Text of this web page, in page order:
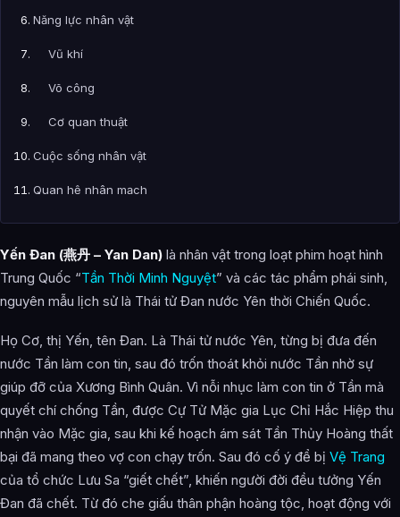
Năng lực nhân vật
Vũ khí
Võ công
Cơ quan thuật
Cuộc sống nhân vật
Quan hệ nhân mạch
Kinh lịch nhân sinh
Thời kỳ Thái tử
Thời kỳ làm Cự Tử
Ghi chép xuất hiện
Phim hoạt hình
Truyện tranh đồng nhân chính thức
Ghi chép đối chiến
Bình chọn nhân vật được yêu thích
Yến Đan (燕丹 – Yan Dan) là nhân vật trong loạt phim hoạt hình
Trung Quốc “Tần Thời Minh Nguyệt” và các tác phẩm phái sinh,
nguyên mẫu lịch sử là Thái tử Đan nước Yên thời Chiến Quốc.
Họ Cơ, thị Yến, tên Đan. Là Thái tử nước Yên, từng bị đưa đến
nước Tần làm con tin, sau đó trốn thoát khỏi nước Tần nhờ sự
giúp đỡ của Xương Bình Quân. Vì nỗi nhục làm con tin ở Tần mà
quyết chí chống Tần, được Cự Tử Mặc gia Lục Chỉ Hắc Hiệp thu
nhận vào Mặc gia, sau khi kế hoạch ám sát Tần Thủy Hoàng thất
bại đã mang theo vợ con chạy trốn. Sau đó cố ý để bị Vệ Trang
của tổ chức Lưu Sa “giết chết”, khiến người đời đều tưởng Yến
Đan đã chết. Từ đó che giấu thân phận hoàng tộc, hoạt động với